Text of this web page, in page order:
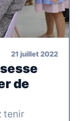
21 juillet 2022
de
tenir